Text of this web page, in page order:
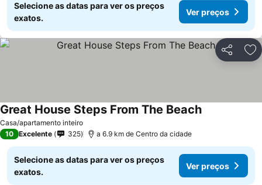
Selecione as datas para ver os preços
exatos.
Ver preços
Partilhar
Casa/apartamento inteiro
Great House Steps From The BeachVer preços
10 Excelente 325 a 6.9 km de Centro da cidade
Selecione as datas para ver os preços
exatos.
Ver preços